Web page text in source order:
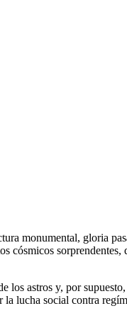
monumental, gloria
cósmicos
astros y, por
lucha social contra